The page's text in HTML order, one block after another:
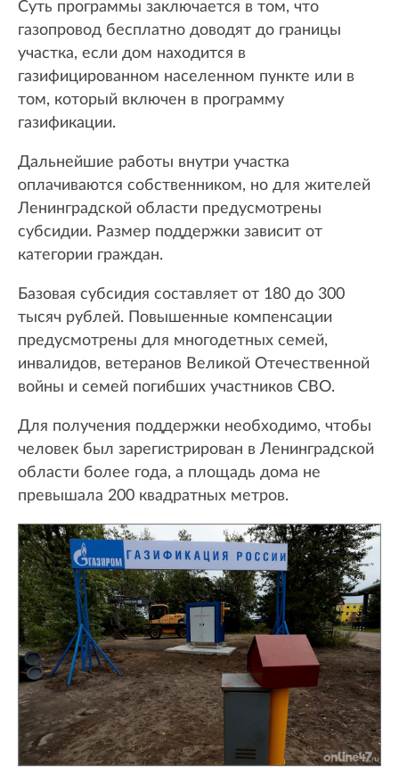
Суть программы заключается в том, что
газопровод бесплатно доводят до границы
участка, если дом находится в
газифицированном населенном пункте или в
том, который включен в программу
газификации.
Дальнейшие работы внутри участка
оплачиваются собственником, но для жителей
Ленинградской области предусмотрены
субсидии. Размер поддержки зависит от
категории граждан.
Базовая субсидия составляет от 180 до 300
тысяч рублей. Повышенные компенсации
предусмотрены для многодетных семей,
инвалидов, ветеранов Великой Отечественной
войны и семей погибших участников СВО.
Для получения поддержки необходимо, чтобы
человек был зарегистрирован в Ленинградской
области более года, а площадь дома не
превышала 200 квадратных метров.